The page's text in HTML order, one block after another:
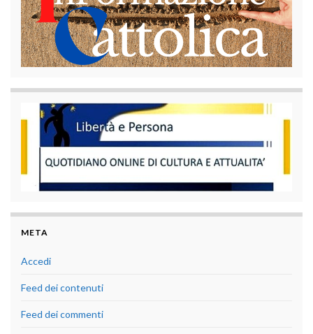
META
Accedi
Feed dei contenuti
Feed dei commenti